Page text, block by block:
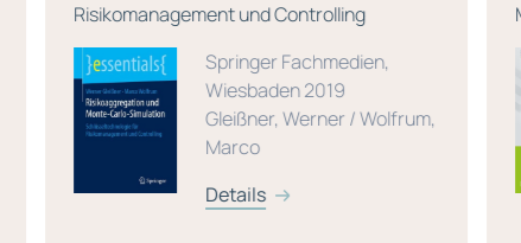
Risikomanagement und Controlling
Springer Fachmedien,
Wiesbaden 2019
Gleißner, Werner / Wolfrum,
Marco
Details